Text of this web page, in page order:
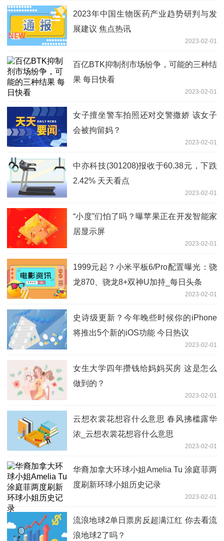
2023年中国生物医药产业趋势研判与发
展建议 焦点热讯
2023-02-01
百亿BTK抑制剂市场纷争，可能的三种结
果 每日快看
2023-02-01
女子擅坐警车拍照还对交警撒娇 该女子
会被拘留妈？
2023-02-01
中亦科技(301208)报收于60.38元，下跌
2.42% 天天看点
2023-02-01
“小度”们怕了吗？曝苹果正在开发智能家
居显示屏
2023-02-01
1999元起？小米平板6/Pro配置曝光：骁
龙870、骁龙8+双神U加持_每日头条
2023-02-01
史诗级更新？今年晚些时候你的iPhone
将推出5个新的iOS功能 今日热议
2023-02-01
女生大学四年攒钱给妈妈买房 这是怎么
做到的？
2023-02-01
云想衣裳花想容什么意思 春风拂槛露华
浓_云想衣裳花想容什么意思
2023-02-01
华裔加拿大环球小姐Amelia Tu 涂庭菲两
度刷新环球小姐历史记录
2023-02-01
流浪地球2单日票房反超满江红 你去看流
浪地球2了吗？